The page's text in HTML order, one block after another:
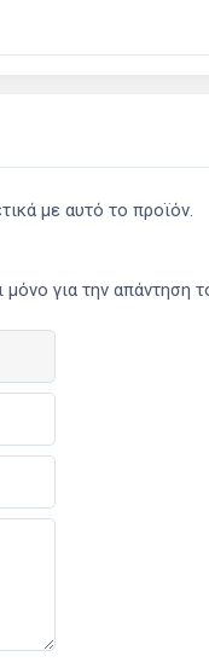
με αυτό το προϊόν.
για την απάντηση